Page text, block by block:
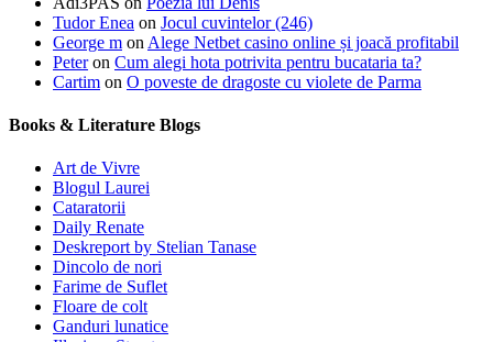
Tudor Enea on Jocul cuvintelor (246)
George m on Alege Netbet casino online și joacă profitabil
Peteron Cum alegi hota potrivita pentru bucataria ta?
Cartim on O poveste de dragoste cu violete de Parma
Books & Literature Blogs
Art de Vivre
Blogul Laurei
Cataratorii
Daily Renate
Deskreport by Stelian Tanase
Dincolo de nori
Farime de Suflet
Floare de colt
Ganduri lunatice